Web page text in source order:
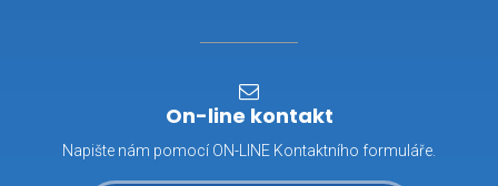
On-line kontakt
Napište nám pomocí ON-LINE Kontaktního formuláře.